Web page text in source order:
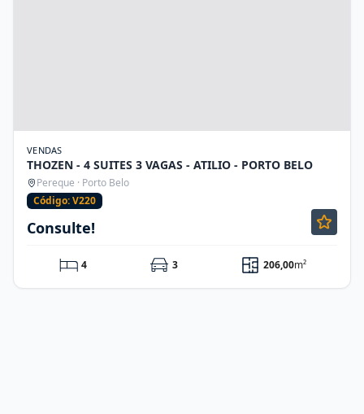
VENDAS
THOZEN - 4 SUITES 3 VAGAS - ATILIO - PORTO BELO
Pereque · Porto Belo
Código: V220
Consulte!
4 3 206,00m²